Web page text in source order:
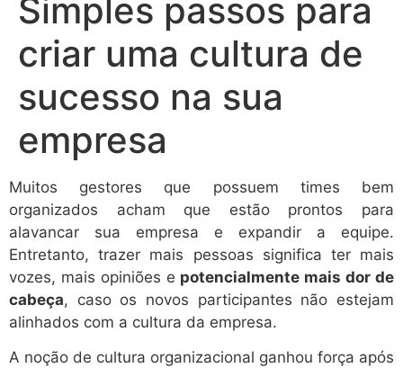
Simples passos para
criar uma cultura de
sucesso na sua
empresa
Muitos gestores que possuem times bem
organizados acham que estão prontos para
alavancar sua empresa e expandir a equipe.
Entretanto, trazer mais pessoas significa ter mais
vozes, mais opiniões e potencialmente mais dor de
cabeça, caso os novos participantes não estejam
alinhados com a cultura da empresa.
A noção de cultura organizacional ganhou força após